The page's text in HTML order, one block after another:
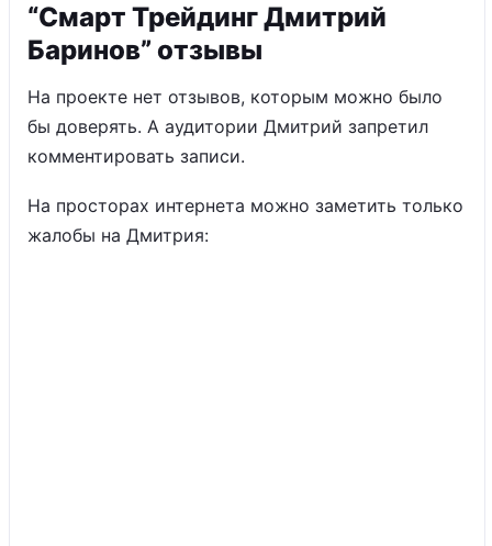
“Смарт Трейдинг Дмитрий
Баринов” отзывы
На проекте нет отзывов, которым можно было
бы доверять. А аудитории Дмитрий запретил
комментировать записи.
На просторах интернета можно заметить только
жалобы на Дмитрия: